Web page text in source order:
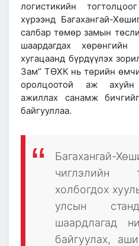
логистикийн
хүрээнд Багахангай-
салбар төмөр замын
шаардагдах
хугацаанд бүрдүүлэх
Зам” ТӨХК нь төрийн
оролцоотой аж ахуйн
ажиллах санамж
байгууллаа.
Багахангай-
чиглэлийн
холбогдох
улсын
шаардлагад
байгуулах,